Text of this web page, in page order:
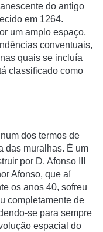
do antigo
em 1264.
um amplo espaço,
conventuais,
quais se incluí­a
classificado como
dos termos de
das muralhas. É um
por D. Afonso III
Afonso, que aí
os anos 40, sofreu
completamente de
se para sempre
espacial do